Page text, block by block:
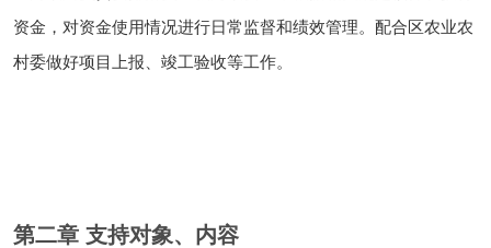
资金，对资金使用情况进行日常监督和绩效管理。配合区农业农
村委做好项目上报、竣工验收等工作。
第二章 支持对象、内容